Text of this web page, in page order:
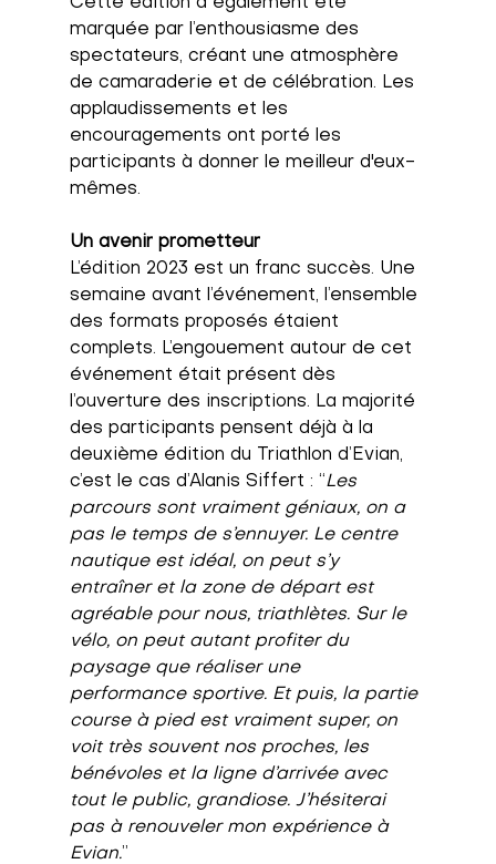
marquée par l’enthousiasme des
spectateurs, créant une atmosphère
de camaraderie et de célébration. Les
applaudissements et les
encouragements ont porté les
participants à donner le meilleur d'eux-
mêmes.
Un avenir prometteur
L’édition 2023 est un franc succès. Une
semaine avant l’événement, l’ensemble
des formats proposés étaient
complets. L’engouement autour de cet
événement était présent dès
l’ouverture des inscriptions. La majorité
des participants pensent déjà à la
deuxième édition du Triathlon d’Evian,
c’est le cas d’Alanis Siffert : “Les
parcours sont vraiment géniaux, on a
pas le temps de s’ennuyer. Le centre
nautique est idéal, on peut s’y
entraîner et la zone de départ est
agréable pour nous, triathlètes. Sur le
vélo, on peut autant profiter du
paysage que réaliser une
performance sportive. Et puis, la partie
course à pied est vraiment super, on
voit très souvent nos proches, les
bénévoles et la ligne d’arrivée avec
tout le public, grandiose. J’hésiterai
pas à renouveler mon expérience à
Evian.”